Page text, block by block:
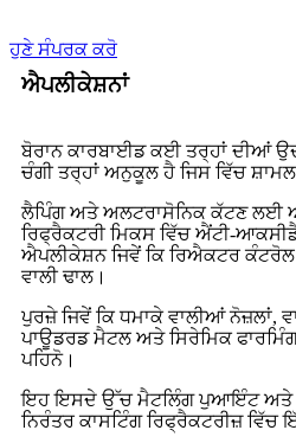
ਹੁਣੇ ਸੰਪਰਕ ਕਰੋ
ਐਪਲੀਕੇਸ਼ਨਾਂ
ਬੋਰਾਨ ਕਾਰਬਾਈਡ ਕਈ ਤਰ੍ਹਾਂ ਦੀਆਂ
ਚੰਗੀ ਤਰ੍ਹਾਂ ਅਨੁਕੂਲ ਹੈ ਜਿਸ ਵਿੱਚ
ਲੈਪਿੰਗ ਅਤੇ ਅਲਟਰਾਸੋਨਿਕ ਕੱਟਣ ਲਈ
ਰਿਫ੍ਰੈਕਟਰੀ ਮਿਕਸ ਵਿੱਚ ਐਂਟੀ-
ਐਪਲੀਕੇਸ਼ਨ ਜਿਵੇਂ ਕਿ ਰਿਐਕਟਰ
ਵਾਲੀ ਢਾਲ।
ਪੁਰਜ਼ੇ ਜਿਵੇਂ ਕਿ ਧਮਾਕੇ ਵਾਲੀਆਂ ਨੋਜ਼ਲਾਂ,
ਪਾਊਡਰਡ ਮੈਟਲ ਅਤੇ ਸਿਰੇਮਿਕ
ਪਹਿਨੋ।
ਇਹ ਇਸਦੇ ਉੱਚ ਮੈਟਲਿੰਗ ਪੁਆਇੰਟ ਅਤੇ
ਨਿਰੰਤਰ ਕਾਸਟਿੰਗ ਰਿਫ੍ਰੈਕਟਰੀਜ਼ ਵਿੱਚ